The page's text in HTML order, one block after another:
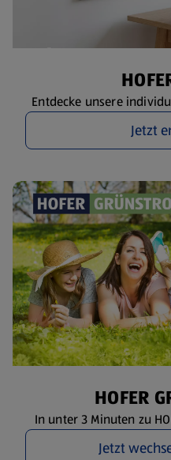
Entdecke unsere
Jetzt
HOFER
In unter 3 Minuten zu
Jetzt